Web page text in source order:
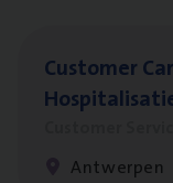
Cus­to­mer
Antwerpen